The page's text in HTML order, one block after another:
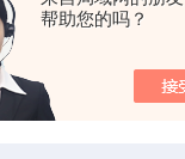
帮助您的吗？